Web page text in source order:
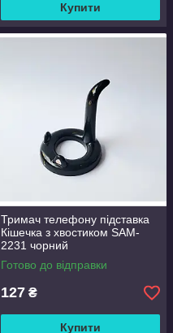
Купити
Тримач телефону підставка
Кішечка з хвостиком SAM-
2231 чорний
Готово до відправки
127 ₴
Купити